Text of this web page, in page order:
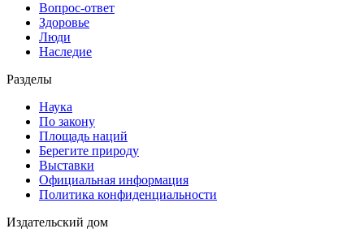
Вопрос-ответ
Здоровье
Люди
Наследие
Разделы
Наука
По закону
Площадь наций
Берегите природу
Выставки
Официальная информация
Политика конфиденциальности
Издательский дом